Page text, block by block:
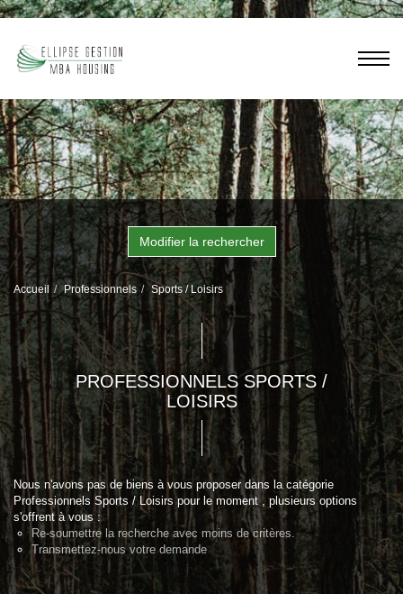
Modifier la rechercher
Accueil Professionnels Sports / Loisirs
PROFESSIONNELS SPORTS /
LOISIRS
Nous n'avons pas de biens à vous proposer dans la catégorie
Professionnels Sports / Loisirs pour le moment , plusieurs options
s'offrent à vous :
Re-soumettre la recherche avec moins de critères.
Transmettez-nous votre demande